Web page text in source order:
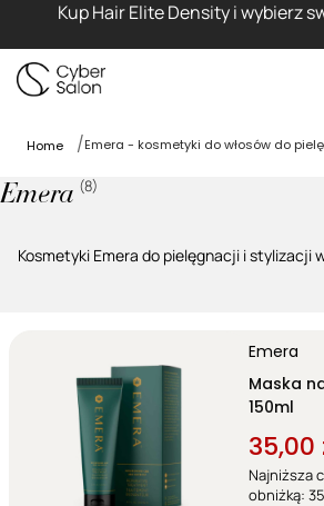
Kup Hair Elite Density i wybierz
Home Emera - kosmetyki do włosów do
Emera (8)
Kosmetyki Emera do pielęgnacji i stylizacji
Emera
Maska
150ml
35,00
Najniższa
obniżką: